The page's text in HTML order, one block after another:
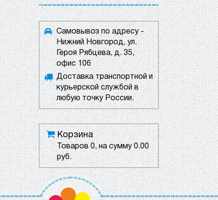
Самовывоз по адресу -
Нижний Новгород, ул.
Героя Рябцева, д. 35,
офис 106
Доставка транспортной и
курьерской службой в
любую точку России.
Корзина
Товаров0, на сумму0.00
руб.